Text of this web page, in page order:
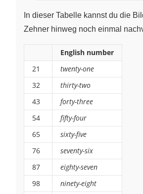
In dieser Tabelle kannst du die
Zehner hinweg noch einmal
English number
21
twenty-one
32
thirty-two
43
forty-three
54
fifty-four
65
sixty-five
76
seventy-six
87
eighty-seven
98
ninety-eight